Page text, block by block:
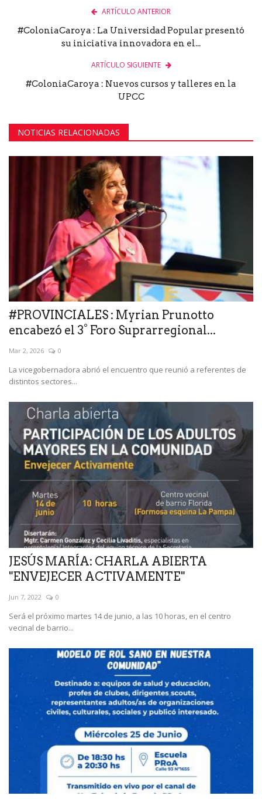
ARTÍCULO ANTERIOR
#ColoniaCaroya : La Universidad Popular presentó
su iniciativa innovadora en el...
ARTÍCULO SIGUIENTE
#ColoniaCaroya : Nuevos cursos y talleres en la
UPCC
NOTICIAS RELACIONADAS
#PROVINCIALES : Myrian Prunotto
encabezó el 3° Foro Suprarregional...
Mar 2, 2026 0
La vicegobernadora abrió el encuentro que reunió a referentes de
distintos sectores...
JESÚS MARÍA: CHARLA ABIERTA
"ENVEJECER ACTIVAMENTE"
Jun 7, 2022 0
Será el próximo martes 14 de junio, a las 10 horas, en el centro
vecinal de barrio...